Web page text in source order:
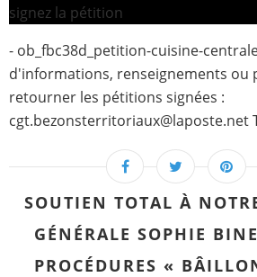
- ob_fbc38d_petition-cuisine-
d'informations, renseignements ou
retourner les pétitions signées :
cgt.bezonsterritoriaux@laposte.net
SOUTIEN TOTAL À
GÉNÉRALE SOPHIE
PROCÉDURES «